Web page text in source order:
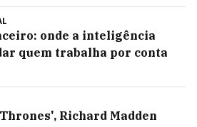
onde a inteligência
quem trabalha por conta
Richard Madden